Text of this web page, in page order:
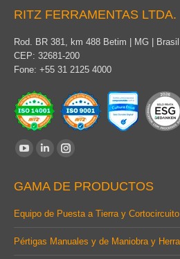
RITZ FERRAMENTAS LTDA.
Rod. BR 381, km 488 Betim | MG | Brasil
CEP: 32681-200
Fone: +55 31 2125 4000
Find us on:
opens
in
window
Linkedin
opens
in
window
Instagram
opens
in
window
GAMA DE PRODUCTOS
Equipo de Puesta a Tierra y Cortocircuito
Pértigas Manuales y de Maniobra y